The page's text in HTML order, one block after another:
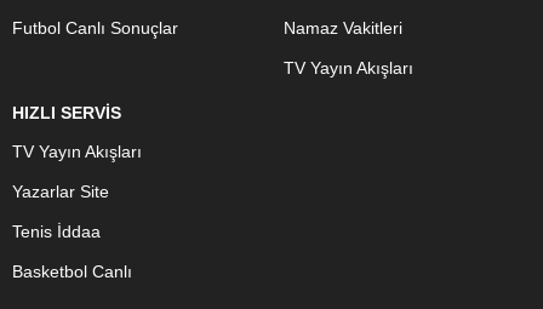
Futbol Canlı Sonuçlar Namaz Vakitleri
TV Yayın Akışları
HIZLI SERVİS
TV Yayın Akışları
Yazarlar Site
Tenis İddaa
Basketbol Canlı